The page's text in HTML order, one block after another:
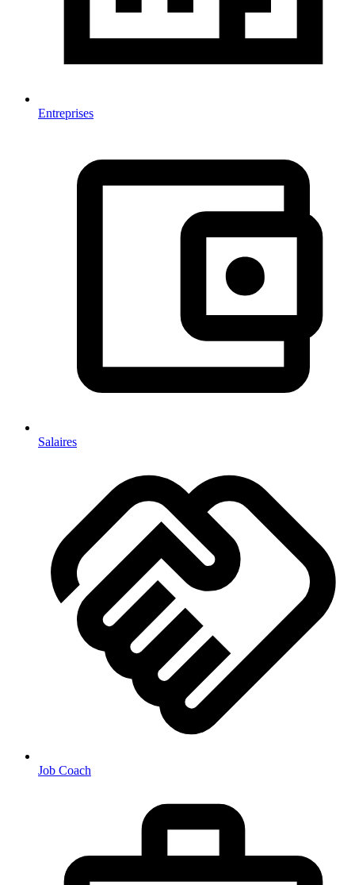
Entreprises
Salaires
Job Coach